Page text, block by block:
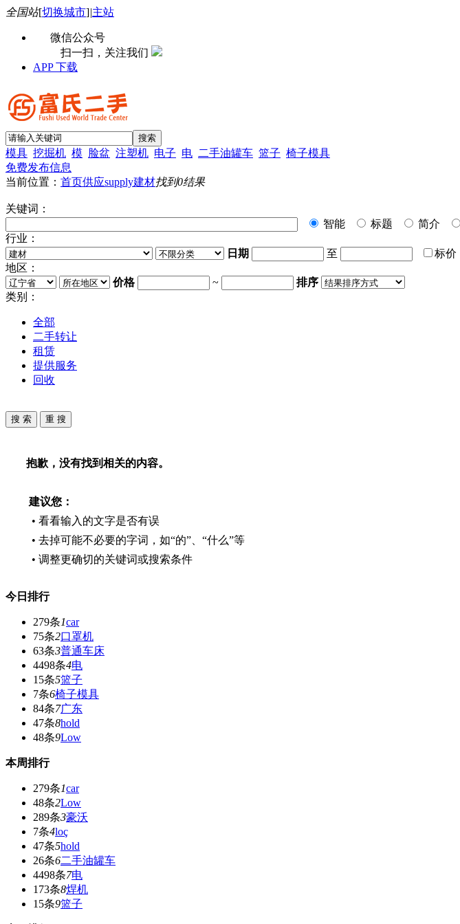
全国站[切换城市]|主站
微信公众号
扫一扫，关注我们
APP 下载
模具 挖掘机 模 脸盆 注塑机 电子 电 二手油罐车 篮子 椅子模具
免费发布信息
当前位置： 首页供应supply建材找到0结果
关键词：
智能
标题 简介
行业：
日期
至 标价
地区：
价格
~
排序
类别：
全部
二手转让
租赁
提供服务
回收
抱歉，没有找到相关的内容。
建议您：
• 看看输入的文字是否有误
• 去掉可能不必要的字词，如“的”、“什么”等
• 调整更确切的关键词或搜索条件
今日排行
279条1car
75条2口罩机
63条3普通车床
4498条4电
15条5篮子
7条6椅子模具
84条7广东
47条8hold
48条9Low
本周排行
279条1car
48条2Low
289条3豪沃
7条4loç
47条5hold
26条6二手油罐车
4498条7电
173条8焊机
15条9篮子